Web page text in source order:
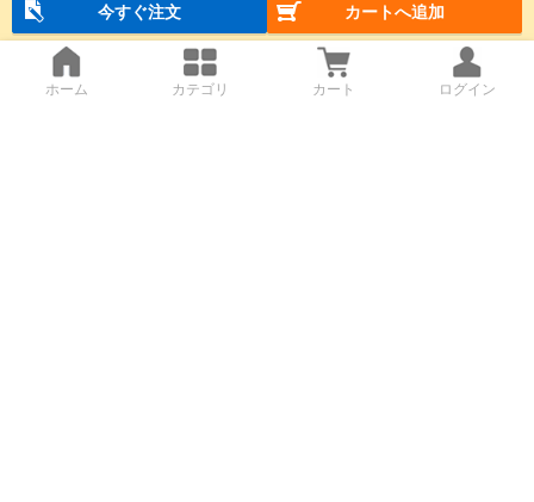
今すぐ注文
カートへ追加
ホーム カテゴリ カート ログイン